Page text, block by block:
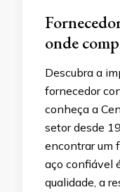
onde
Descubra a
fornecedor
conheça a
setor desde
encontrar um
aço confiável
qualidade, a